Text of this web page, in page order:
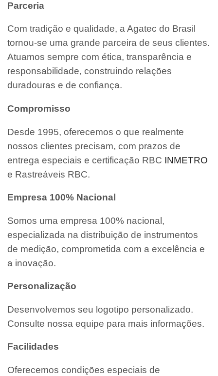
Parceria
Com tradição e qualidade, a Agatec do Brasil
tornou-se uma grande parceira de seus clientes.
Atuamos sempre com ética, transparência e
responsabilidade, construindo relações
duradouras e de confiança.
Compromisso
Desde 1995, oferecemos o que realmente
nossos clientes precisam, com prazos de
entrega especiais e certificação RBC INMETRO
e Rastreáveis RBC.
Empresa 100% Nacional
Somos uma empresa 100% nacional,
especializada na distribuição de instrumentos
de medição, comprometida com a excelência e
a inovação.
Personalização
Desenvolvemos seu logotipo personalizado.
Consulte nossa equipe para mais informações.
Facilidades
Oferecemos condições especiais de